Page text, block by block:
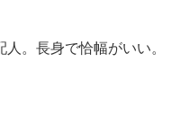
。長身で恰幅がいい。